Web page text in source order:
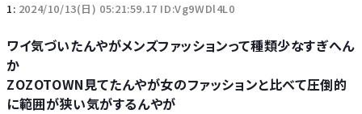
1: 2024/10/13(日) 05:21:59.17 ID:Vg9WDl4L0
ワイ気づいたんやがメンズファッションって種類少なすぎへん
か
ZOZOTOWN見てたんやが女のファッションと比べて圧倒的
に範囲が狭い気がするんやが